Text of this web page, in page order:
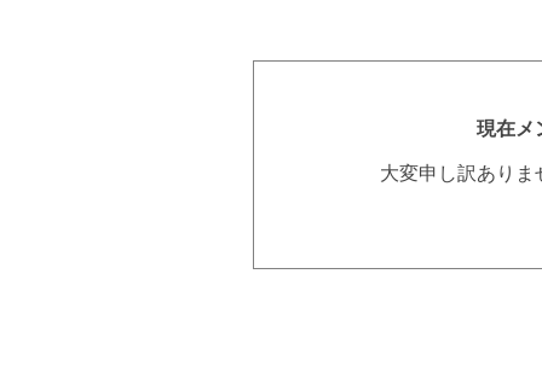
現在メ
大変申し訳あり